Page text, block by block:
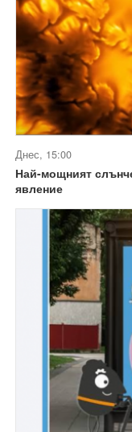
Днес, 15:00
Най-мощният
явление